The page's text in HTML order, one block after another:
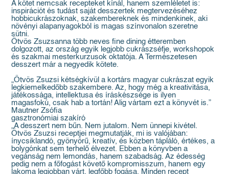
A kötet nemcsak recepteket kínál, hanem szemléletet is:
inspirációt és tudást saját desszertek megtervezéséhez
hobbicukrászoknak, szakembereknek és mindenkinek, aki
növényi alapanyagokból is magas színvonalon szeretne
sütni.
Ötvös Zsuzsanna több neves fine dining étteremben
dolgozott, az ország egyik legjobb cukrászséfje, workshopok
és szakmai mesterkurzusok oktatója. A Természetesen
desszert már a negyedik kötete.
„Ötvös Zsuzsi kétségkívül a kortárs magyar cukrászat egyik
legkiemelkedőbb szakembere. Az, hogy még a kreativitása,
játékossága, intellektusa és íráskészsége is ilyen
magasfokú, csak hab a tortán! Alig vártam ezt a könyvét is.”
Mautner Zsófia
gasztronómiai szakíró
„A desszert nem bűn. Nem jutalom. Nem ünnepi kivétel.
Ötvös Zsuzsi receptjei megmutatják, mi is valójában:
ínycsiklandó, gyönyörű, kreatív, és közben tápláló, értékes, a
bolygónkat sem terhelő élvezet. Ebben a könyvben a
vegánság nem lemondás, hanem szabadság. Az édesség
pedig nem a főfogást követő kompromisszum, hanem egy
lakoma legjobban várt, legfőbb fogása. Minden recept